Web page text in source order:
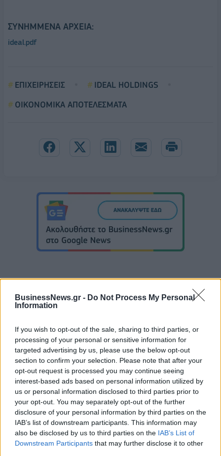
BusinessNews.gr - Do Not Process My Personal
Information
If you wish to opt-out of the sale, sharing to third parties, or
processing of your personal or sensitive information for
targeted advertising by us, please use the below opt-out
section to confirm your selection. Please note that after your
opt-out request is processed you may continue seeing
interest-based ads based on personal information utilized by
us or personal information disclosed to third parties prior to
your opt-out. You may separately opt-out of the further
disclosure of your personal information by third parties on the
IAB’s list of downstream participants. This information may
also be disclosed by us to third parties on the IAB’s List of
Downstream Participants that may further disclose it to other
ΣΥΝΗΜΜΈΝΑ ΑΡΧΕΊΑ:
ideal.pdf
ΕΠΙΧΕΙΡΗΣΕΙΣ
IDEAL HOLDINGS
ΟΙΚΟΝΟΜΙΚΑ ΑΠΟΤΕΛΕΣΜΑΤΑ
Με Λιθουανία στον προημιτελικό του Ευρωπαϊκού Β' κατ. η Εθνική
Αλέξης Γιαννούλιας: Υποψήφιος
Δήμαρχος στο Σικάγο ο άλλοτε
παίκτης του Πανιώνιου
Evergood: Άγγιξε τα 300 εκατ. ο
τζίρος- Στα 10 εκατ. ευρώ το
τίμημα για το 60% του
Jackaroo
Όμιλος AKTOR: Εξαγοράζει το 75% των ΗΛΕΚΤΩΡ και THALIS –
Στρατηγική συνεργασία με τη Motor Oil